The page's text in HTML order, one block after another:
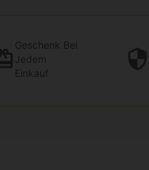
Geschenk Bei
Jedem
Einkauf